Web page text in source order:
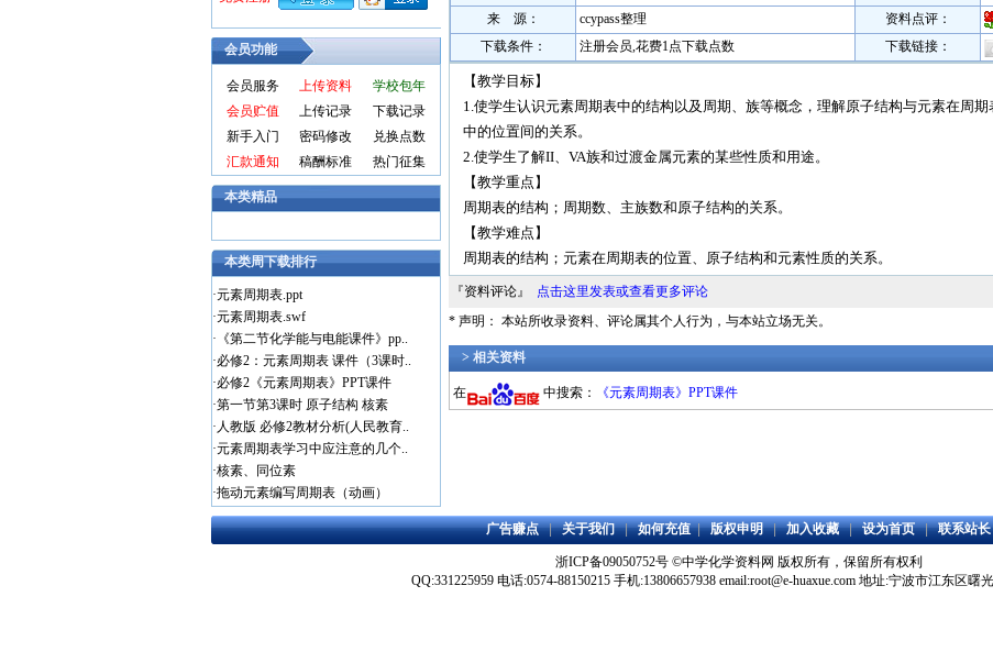
会员功能
会员服务 上传资料
学校包年
会员贮值
上传记录
下载记录
新手入门
密码修改
兑换点数
汇款通知
稿酬标准 热门征集
本类精品
本类周下载排行
·元素周期表.ppt
·元素周期表.swf
· 《第二节化学能与电能课件》pp..
·必修2：元素周期表 课件（3课时..
·必修2《元素周期表》PPT课件
·第一节第3课时 原子结构 核素
· 人教版 必修2教材分析(人民教育..
·元素周期表学习中应注意的几个..
·核素、同位素
·拖动元素编写周期表（动画）
来 源：
ccypass整理 资料点评：
下载条件：
注册会员,花费1点下载点数 下载链接：
【教学目标】
1.使学生认识元素周期表中的结构以及周期、族等概念，理解原子结构与元素在周期
中的位置间的关系。
2.使学生了解II、VA族和过渡金属元素的某些性质和用途。
【教学重点】
周期表的结构；周期数、主族数和原子结构的关系。
【教学难点】
周期表的结构；元素在周期表的位置、原子结构和元素性质的关系。
『资料评论』 点击这里发表或查看更多评论
* 声明： 本站所收录资料、评论属其个人行为，与本站立场无关。
> 相关资料
在 中搜索： 《元素周期表》PPT课件
广告赚点|关于我们|如何充值|版权申明|加入收藏|设为首页|联系站长
浙ICP备09050752号 ©中学化学资料网 版权所有，保留所有权利
QQ:331225959 电话:0574-88150215 手机:13806657938 email:root@e-huaxue.com 地址:宁波市江东区曙